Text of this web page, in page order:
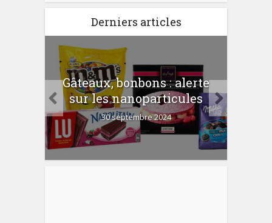
Derniers articles
Gâteaux, bonbons : alerte
sur les nanoparticules
30 septembre 2024